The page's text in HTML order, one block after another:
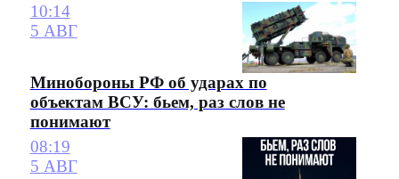
10:14
5 АВГ
Минобороны РФ об ударах по
объектам ВСУ: бьем, раз слов не
понимают
08:19
5 АВГ